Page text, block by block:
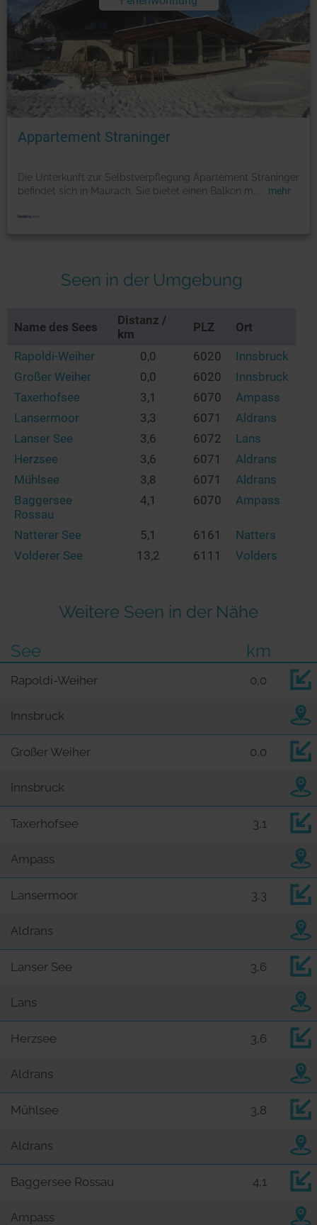
Appartement Straninger
Die Unterkunft zur Selbstverpflegung Apartement Straninger
befindet sich in Maurach. Sie bietet einen Balkon m
mehr
Seen in der Umgebung
Name des Sees
Distanz /
km
PLZ Ort
Rapoldi-Weiher 0,0 6020
Innsbruck
Großer Weiher
0,0 6020
Innsbruck
Taxerhofsee
3,1 6070
Ampass
Lansermoor
3,3 6071
Aldrans
Lanser See
3,6 6072
Lans
Herzsee
3,6 6071
Aldrans
Mühlsee
3,8 6071
Aldrans
Baggersee
Rossau
4,1 6070 Ampass
Natterer See 5,1 6161
Natters
Volderer See
13,2 6111 Volders
Weitere Seen in der Nähe
See
km
Rapoldi-Weiher 0,0
Innsbruck
Großer Weiher 0,0
Innsbruck
Taxerhofsee 3,1
Ampass
Lansermoor 3,3
Aldrans
Lanser See 3,6
Lans
Herzsee 3,6
Aldrans
Mühlsee 3,8
Aldrans
Baggersee Rossau 4,1
Ampass